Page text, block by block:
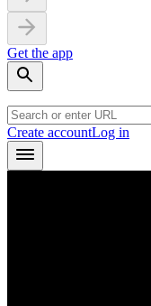
Get the app
Create accountLog in